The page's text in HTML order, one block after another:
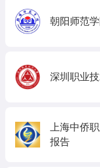
朝阳师范
深圳职业
上海中侨
报告